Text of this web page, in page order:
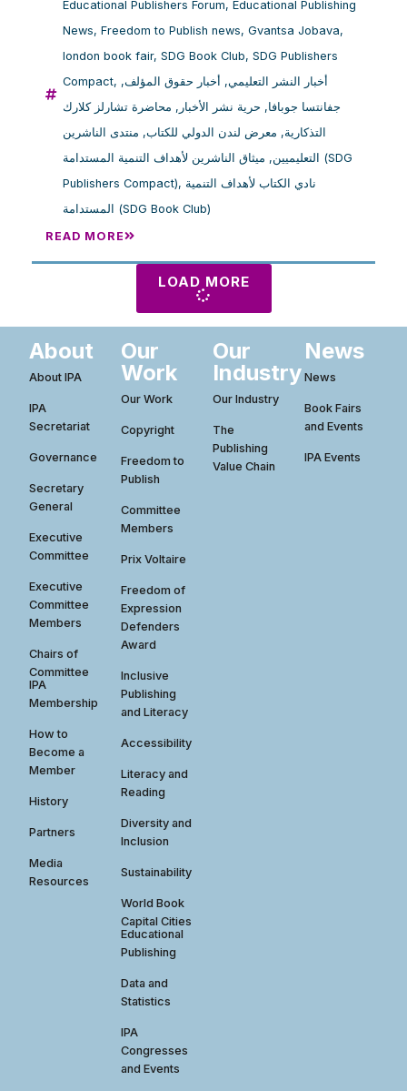
Educational Publishers Forum, Educational Publishing
News, Freedom to Publish news, Gvantsa Jobava,
london book fair, SDG Book Club, SDG Publishers
Compact, أخبار النشر التعليمي, أخبار حقوق المؤلف,
جفانتسا جوبافا, حرية نشر الأخبار , محاضرة تشارلز كلارك
التذكارية, معرض لندن الدولي للكتاب, منتدى الناشرين
التعليميين, ميثاق الناشرين لأهداف التنمية المستدامة (SDG
Publishers Compact), نادي الكتاب لأهداف التنمية
المستدامة (SDG Book Club)
READ MORE
LOAD MORE
About
About IPA
IPA
Secretariat
Governance
Secretary
General
Executive
Committee
Executive
Committee
Members
Chairs of
Committee
IPA
Membership
How to
Become a
Member
History
Partners
Media
Resources
Our
Work
Our Work
Copyright
Freedom to
Publish
Committee
Members
Prix Voltaire
Freedom of
Expression
Defenders
Award
Inclusive
Publishing
and Literacy
Accessibility
Literacy and
Reading
Diversity and
Inclusion
Sustainability
World Book
Capital Cities
Educational
Publishing
Data and
Statistics
IPA
Congresses
and Events
Our
Industry
Our Industry
The
Publishing
Value Chain
News
News
Book Fairs
and Events
IPA Events